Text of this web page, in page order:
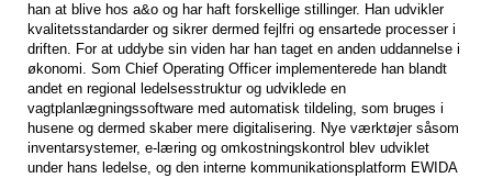
han at blive hos a&o og har haft forskellige stillinger. Han udvikler
kvalitetsstandarder og sikrer dermed fejlfri og ensartede processer i
driften. For at uddybe sin viden har han taget en anden uddannelse i
økonomi. Som Chief Operating Officer implementerede han blandt
andet en regional ledelsesstruktur og udviklede en
vagtplanlægningssoftware med automatisk tildeling, som bruges i
husene og dermed skaber mere digitalisering. Nye værktøjer såsom
inventarsystemer, e-læring og omkostningskontrol blev udviklet
under hans ledelse, og den interne kommunikationsplatform EWIDA